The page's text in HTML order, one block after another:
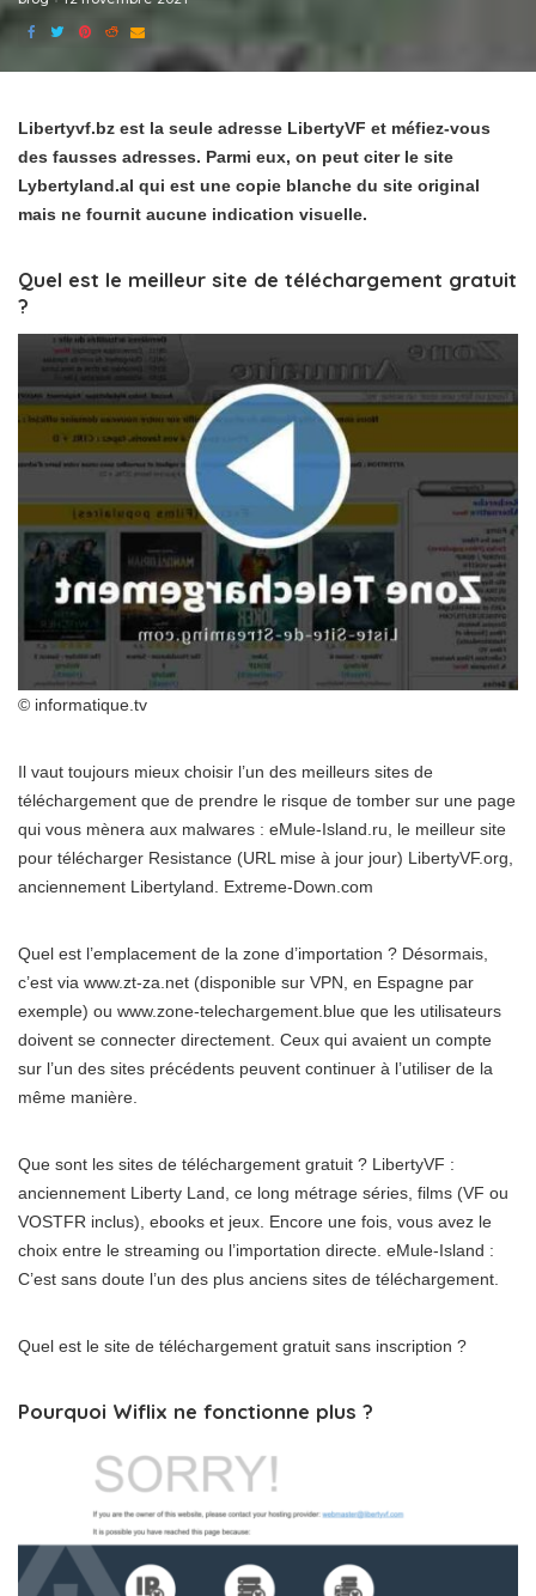
Libertyvf.bz est la seule adresse LibertyVF et méfiez-vous
des fausses adresses. Parmi eux, on peut citer le site
Lybertyland.al qui est une copie blanche du site original
mais ne fournit aucune indication visuelle.
Quel est le meilleur site de téléchargement gratuit
?
© informatique.tv
Il vaut toujours mieux choisir l’un des meilleurs sites de
téléchargement que de prendre le risque de tomber sur une page
qui vous mènera aux malwares : eMule-Island.ru, le meilleur site
pour télécharger Resistance (URL mise à jour jour) LibertyVF.org,
anciennement Libertyland. Extreme-Down.com
Quel est l’emplacement de la zone d’importation ? Désormais,
c’est via www.zt-za.net (disponible sur VPN, en Espagne par
exemple) ou www.zone-telechargement.blue que les utilisateurs
doivent se connecter directement. Ceux qui avaient un compte
sur l’un des sites précédents peuvent continuer à l’utiliser de la
même manière.
Que sont les sites de téléchargement gratuit ? LibertyVF :
anciennement Liberty Land, ce long métrage séries, films (VF ou
VOSTFR inclus), ebooks et jeux. Encore une fois, vous avez le
choix entre le streaming ou l’importation directe. eMule-Island :
C’est sans doute l’un des plus anciens sites de téléchargement.
Quel est le site de téléchargement gratuit sans inscription ?
Pourquoi Wiflix ne fonctionne plus ?